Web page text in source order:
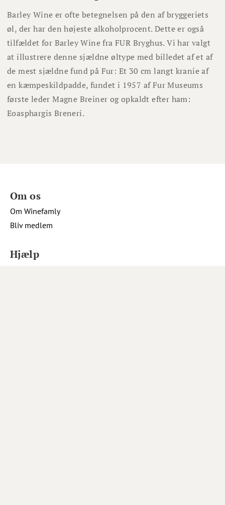
Barley Wine er ofte betegnelsen på den af bryggeriets
øl, der har den højeste alkoholprocent. Dette er også
tilfældet for Barley Wine fra FUR Bryghus. Vi har valgt
at illustrere denne sjældne øltype med billedet af et af
de mest sjældne fund på Fur: Et 30 cm langt kranie af
en kæmpeskildpadde, fundet i 1957 af Fur Museums
første leder Magne Breiner og opkaldt efter ham:
Eoasphargis Breneri.
Om os
Om Winefamly
Bliv medlem
Hjælp